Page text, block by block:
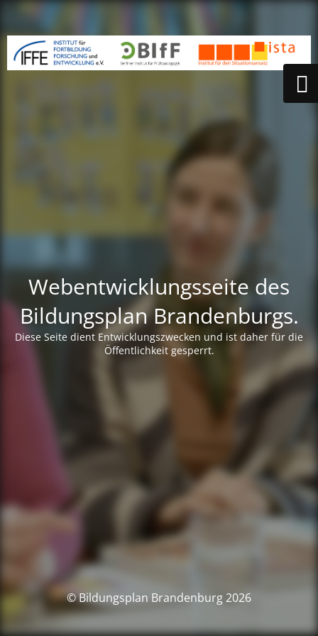
Webentwicklungsseite des
Bildungsplan Brandenburgs.
Diese Seite dient Entwicklungszwecken und ist daher für die
Öffentlichkeit gesperrt.
© Bildungsplan Brandenburg 2026